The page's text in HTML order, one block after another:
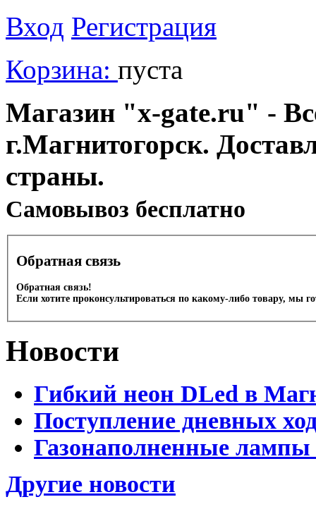
Вход Регистрация
Корзина: пуста
Магазин "x-gate.ru" -
г.Магнитогорск.
страны.
Cамовывоз бесплатно
Обратная связь
Обратная связь!
Если хотите проконсультироваться по какому-либо товару, мы
Новости
Гибкий неон DLed в
Поступление дневных
Газонаполненные
Другие новости